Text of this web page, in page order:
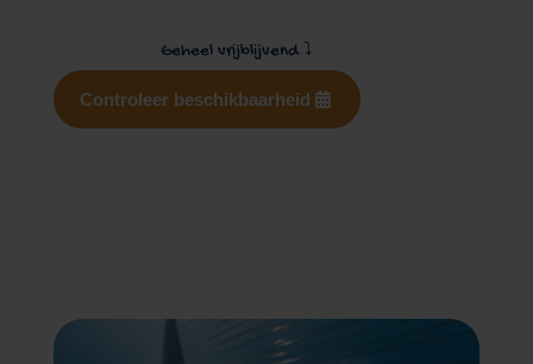
Geheel vrijblijvend ⤵
Controleer beschikbaarheid